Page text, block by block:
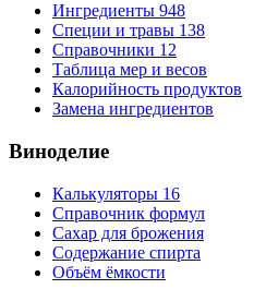
Ингредиенты 948
Специи и травы 138
Справочники 12
Таблица мер и весов
Калорийность продуктов
Замена ингредиентов
Виноделие
Калькуляторы 16
Справочник формул
Сахар для брожения
Содержание спирта
Объём ёмкости